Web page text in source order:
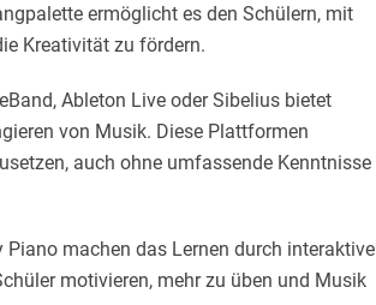
ermöglicht es den Schülern, mit
Kreativität zu fördern.
Ableton Live oder Sibelius bietet
von Musik. Diese Plattformen
auch ohne umfassende Kenntnisse
machen das Lernen durch interaktive
motivieren, mehr zu üben und Musik